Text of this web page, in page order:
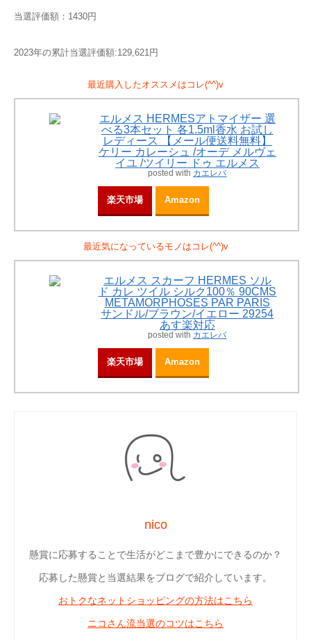
当選評価額：1430円
2023年の累計当選評価額:129,621円
最近購入したオススメはコレ(^^)v
エルメス HERMESアトマイザー 選
べる3本セット 各1.5ml香水 お試し
レディース 【メール便送料無料】
ケリー カレーシュ /オーデ メルヴェ
イユ /ツイリー ドゥ エルメス
posted with カエレバ
楽天市場 Amazon
最近気になっているモノはコレ(^^)v
エルメス スカーフ HERMES ソル
ド カレ ツイル シルク100％ 90CMS
METAMORPHOSES PAR PARIS
サンドル/ブラウン/イエロー 29254
あす楽対応
posted with カエレバ
楽天市場 Amazon
nico
懸賞に応募することで生活がどこまで豊かにできるのか？
応募した懸賞と当選結果をブログで紹介しています。
おトクなネットショッピングの方法はこちら
ニコさん流当選のコツはこちら